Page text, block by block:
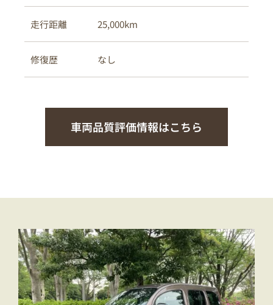
走行距離 25,000km
修復歴 なし
車両品質評価情報はこちら